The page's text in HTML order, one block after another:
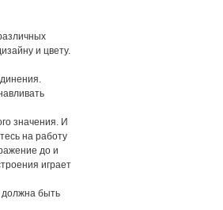
и цвету.
значения. И
на работу
до и
играет
должна быть